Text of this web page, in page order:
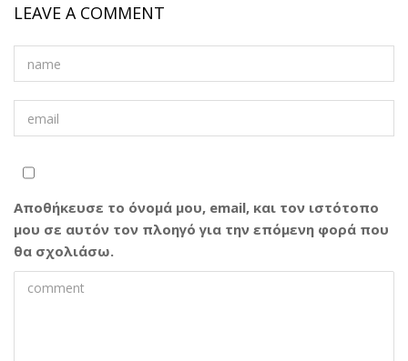
LEAVE A COMMENT
Αποθήκευσε το όνομά μου, email, και τον ιστότοπο
μου σε αυτόν τον πλοηγό για την επόμενη φορά που
θα σχολιάσω.